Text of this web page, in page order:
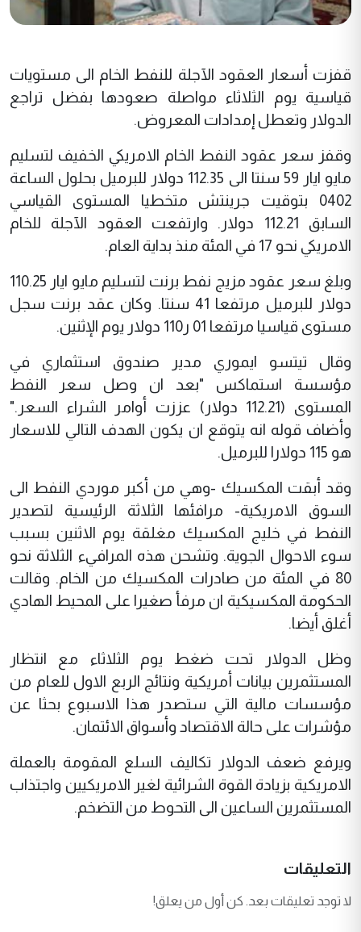
قفزت أسعار العقود الآجلة للنفط الخام الى مستويات
قياسية يوم الثلاثاء مواصلة صعودها بفضل تراجع
الدولار وتعطل إمدادات المعروض.
وقفز سعر عقود النفط الخام الامريكي الخفيف لتسليم
مايو ايار 59 سنتا الى 112.35 دولار للبرميل بحلول الساعة
0402 بتوقيت جرينتش متخطيا المستوى القياسي
السابق 112.21 دولار. وارتفعت العقود الآجلة للخام
الامريكي نحو 17 في المئة منذ بداية العام.
وبلغ سعر عقود مزيج نفط برنت لتسليم مايو ايار 110.25
دولار للبرميل مرتفعا 41 سنتا. وكان عقد برنت سجل
مستوى قياسيا مرتفعا 01 ر110 دولار يوم الإثنين.
وقال تيتسو ايموري مدير صندوق استثماري في
مؤسسة استماكس "بعد ان وصل سعر النفط
المستوى (112.21 دولار) عززت أوامر الشراء السعر."
وأضاف قوله انه يتوقع ان يكون الهدف التالي للاسعار
هو 115 دولارا للبرميل.
وقد أبقت المكسيك -وهي من أكبر موردي النفط الى
السوق الامريكية- مرافئها الثلاثة الرئيسية لتصدير
النفط في خليج المكسيك مغلقة يوم الاثنين بسبب
سوء الاحوال الجوية. وتشحن هذه المرافيء الثلاثة نحو
80 في المئة من صادرات المكسيك من الخام. وقالت
الحكومة المكسيكية ان مرفأ صغيرا على المحيط الهادي
أغلق أيضا.
وظل الدولار تحت ضغط يوم الثلاثاء مع انتظار
المستثمرين بيانات أمريكية ونتائج الربع الاول للعام من
مؤسسات مالية التي ستصدر هذا الاسبوع بحثا عن
مؤشرات على حالة الاقتصاد وأسواق الائتمان.
ويرفع ضعف الدولار تكاليف السلع المقومة بالعملة
الامريكية بزيادة القوة الشرائية لغير الامريكيين واجتذاب
المستثمرين الساعين الى التحوط من التضخم.
التعليقات
لا توجد تعليقات بعد. كن أول من يعلق!